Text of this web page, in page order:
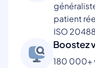
patient
ISO
Boostez
180 000+